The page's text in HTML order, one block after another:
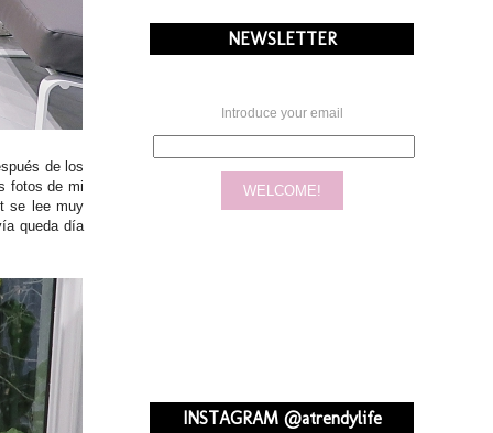
de los
fotos de mi
se lee muy
queda día
NEWSLETTER
Introduce your email
INSTAGRAM @atrendylife